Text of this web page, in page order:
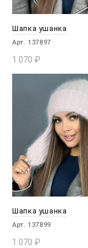
Шапка ушанка
Арт. 137897
1 070 ₽
В КОРЗИНУ
Шапка ушанка
Арт. 137899
1 070 ₽